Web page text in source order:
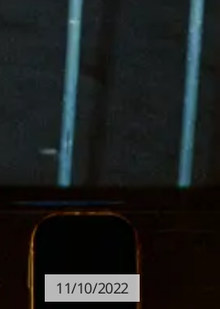
11/10/2022